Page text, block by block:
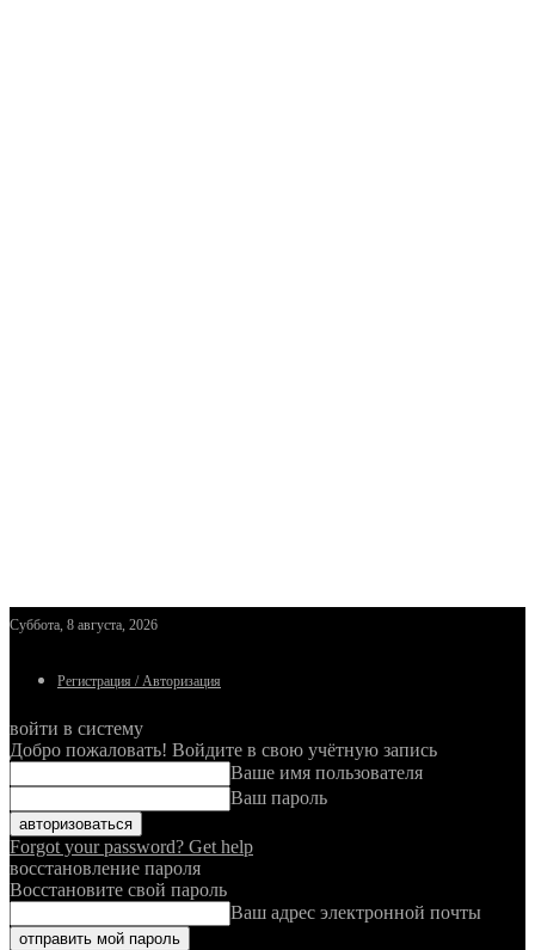
Суббота, 8 августа, 2026
Регистрация / Авторизация
войти в систему
Добро пожаловать! Войдите в свою учётную запись
Ваше имя пользователя
Ваш пароль
Forgot your password? Get help
восстановление пароля
Восстановите свой пароль
Ваш адрес электронной почты